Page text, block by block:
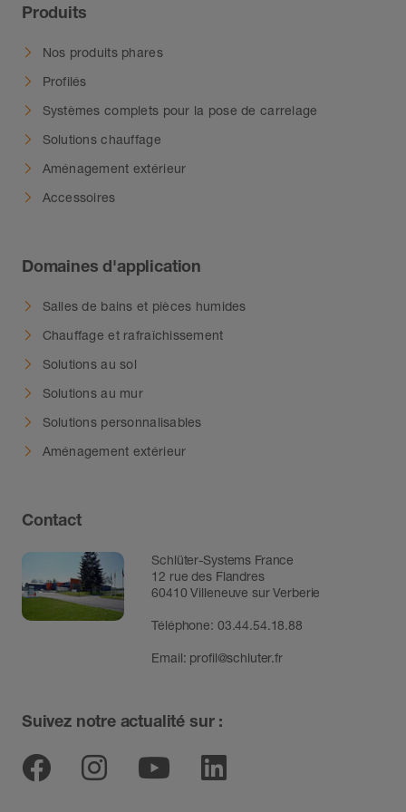
L’élastomère thermoplastique peut être soudé
Produits
Nos produits phares
Profilés
Systèmes complets pour la pose de carrelage
Solutions chauffage
Aménagement extérieur
Accessoires
Domaines d'application
Salles de bains et pièces humides
Chauffage et rafraîchissement
Solutions au sol
Solutions au mur
Solutions personnalisables
Aménagement extérieur
Contact
Schlüter-Systems France
12 rue des Flandres
60410 Villeneuve sur Verberie
Téléphone: 03.44.54.18.88
Email: profil@schluter.fr
Suivez notre actualité sur :
Facebook
Instagram
YoutubeLinkedin